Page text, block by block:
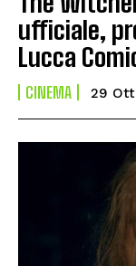
ufficiale,
Lucca
CINEMA 29